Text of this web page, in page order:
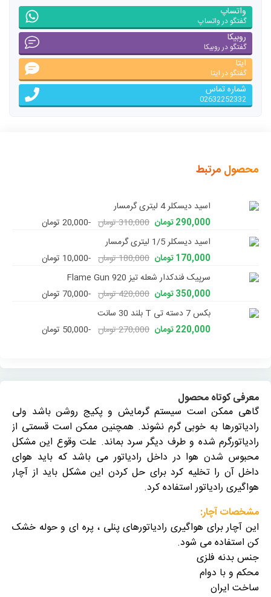
واتساپ
گفتگو در واتساپ
روبیکا
گفتگو در روبیکا
ایتا
گفتگو در ایتا
شماره تماس
02632252332
محصول مرتبط
اسید دیسکلر 4 لیتری گرمسار
290,000 تومان
310,000 تومان
-20,000 تومان
اسید دیسکلر 1/5 لیتری گرمسار
170,000 تومان
180,000 تومان
-10,000 تومان
سرپیک فندکدار شعله تیز 920 Flame Gun
350,000 تومان
420,000 تومان
-70,000 تومان
بکس 7 دسته تی T بلند 30 سانت
220,000 تومان
270,000 تومان -50,000 تومان
معرفی کوتاه محصول
گاهی ممکن است سیستم گرمایش و پکیج روشن باشد ولی
رادیاتورها به خوبی گرم نشوند. همچنین ممکن است قسمتی از
رادیاتورگرم شده و طرف دیگر سرد بماند. علت وقوع این مشکل
محبوس شدن هوا در داخل رادیاتور می­ باشد که باید هوای
داخل آن را تخلیه کرد برای حل کردن این مشکل باید از آچار
هواگیری رادیاتور استفاده کرد.
مشخصات آچار:
این آچار برای هواگیری رادیاتورهای پنلی ، پره ای و حوله خشک
کن استفاده می شود.
جنس بدنه فلزی
محکم و با دوام
ساخت ایران